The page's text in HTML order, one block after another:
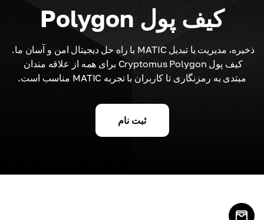
کیف پول Polygon
ذخیره، مدیریت یا تبدیل MATIC با راه حل دیجیتال امن و آسان ما.
کیف پول Cryptomus Polygon برای همه از علاقه مندان
مبتدی به رمزنگاری تا کاربران با تجربه MATIC مناسب است.
ثبت نام